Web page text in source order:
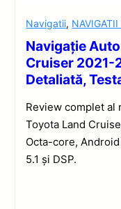
Navigatii,
Navigație
Cruiser
Detaliată,
Review complet al
Toyota Land
Octa-core,
5.1 și DSP.